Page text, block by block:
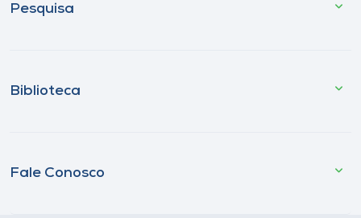
Pesquisa
Biblioteca
Fale Conosco